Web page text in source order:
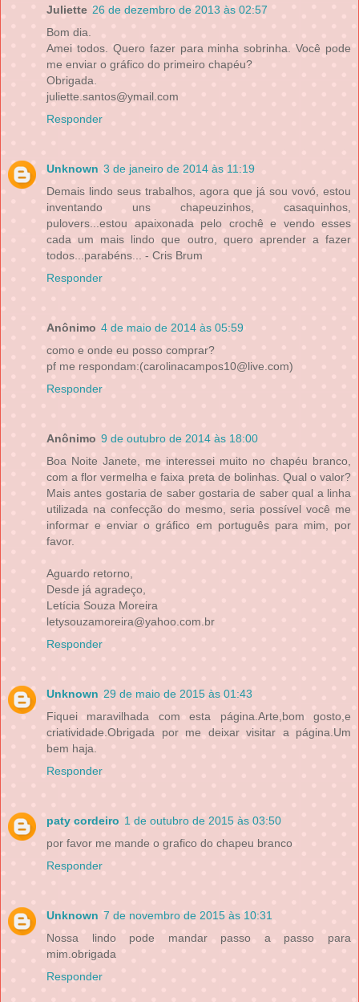
Juliette 26 de dezembro de 2013 às 02:57
Bom dia.
Amei todos. Quero fazer para minha sobrinha. Você pode
me enviar o gráfico do primeiro chapéu?
Obrigada.
juliette.santos@ymail.com
Responder
Unknown 3 de janeiro de 2014 às 11:19
Demais lindo seus trabalhos, agora que já sou vovó, estou
inventando uns chapeuzinhos, casaquinhos,
pulovers...estou apaixonada pelo crochê e vendo esses
cada um mais lindo que outro, quero aprender a fazer
todos...parabéns... - Cris Brum
Responder
Anônimo 4 de maio de 2014 às 05:59
como e onde eu posso comprar?
pf me respondam:(carolinacampos10@live.com)
Responder
Anônimo 9 de outubro de 2014 às 18:00
Boa Noite Janete, me interessei muito no chapéu branco,
com a flor vermelha e faixa preta de bolinhas. Qual o valor?
Mais antes gostaria de saber gostaria de saber qual a linha
utilizada na confecção do mesmo, seria possível você me
informar e enviar o gráfico em português para mim, por
favor.
Aguardo retorno,
Desde já agradeço,
Letícia Souza Moreira
letysouzamoreira@yahoo.com.br
Responder
Unknown 29 de maio de 2015 às 01:43
Fiquei maravilhada com esta página.Arte,bom gosto,e
criatividade.Obrigada por me deixar visitar a página.Um
bem haja.
Responder
paty cordeiro 1 de outubro de 2015 às 03:50
por favor me mande o grafico do chapeu branco
Responder
Unknown 7 de novembro de 2015 às 10:31
Nossa lindo pode mandar passo a passo para
mim.obrigada
Responder